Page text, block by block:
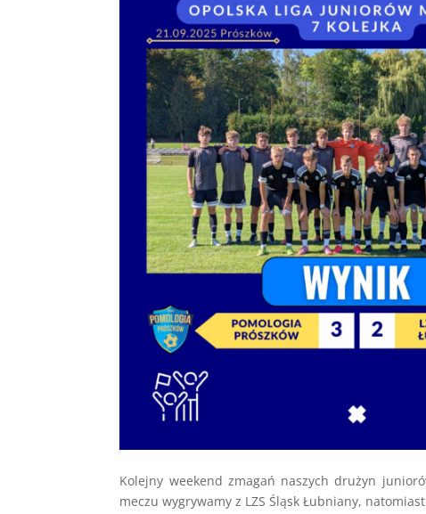
Kolejny weekend zmagań naszych drużyn
meczu wygrywamy z LZS Śląsk Łubniany,